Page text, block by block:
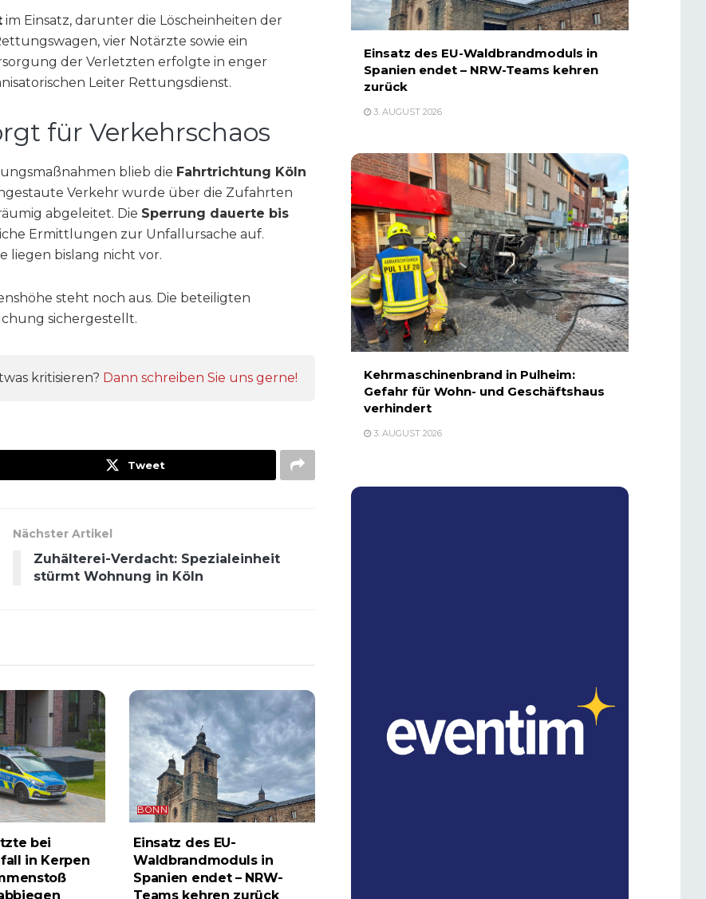
im Einsatz, darunter die Löscheinheiten der
vier Notärzte sowie ein
der Verletzten erfolgte in enger
Leiter Rettungsdienst.
für Verkehrschaos
blieb die Fahrtrichtung Köln
Verkehr wurde über die Zufahrten
abgeleitet. Die Sperrung dauerte bis
Ermittlungen zur Unfallursache auf.
liegen bislang nicht vor.
steht noch aus. Die beteiligten
sichergestellt.
kritisieren? Dann schreiben Sie uns gerne!
Tweet
Nächster Artikel
Zuhälterei-Verdacht: Spezialeinheit
stürmt Wohnung in Köln
bei
in Kerpen
BONN
Einsatz des EU-
Waldbrandmoduls in
Spanien endet – NRW-
Teams kehren zurück
Einsatz des EU-Waldbrandmoduls in
Spanien endet – NRW-Teams kehren
zurück
3. AUGUST 2026
Kehrmaschinenbrand in Pulheim:
Gefahr für Wohn- und Geschäftshaus
verhindert
3. AUGUST 2026